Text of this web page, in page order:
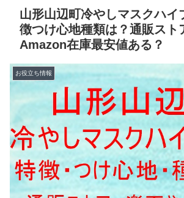
山形山辺町冷やしマスクハイ
徴つけ心地種類は？通販スト
Amazon在庫最安値ある？
お役立ち情報